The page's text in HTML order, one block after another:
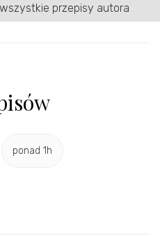
przepisy autora
ponad 1h